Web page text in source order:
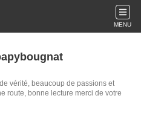
MENU
vérité, beaucoup de passions et
route, bonne lecture merci de votre